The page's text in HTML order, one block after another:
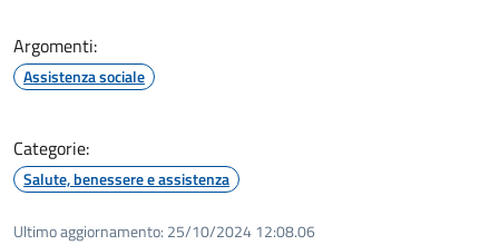
Argomenti:
Assistenza sociale
Categorie:
Salute, benessere e assistenza
Ultimo aggiornamento: 25/10/2024 12:08.06